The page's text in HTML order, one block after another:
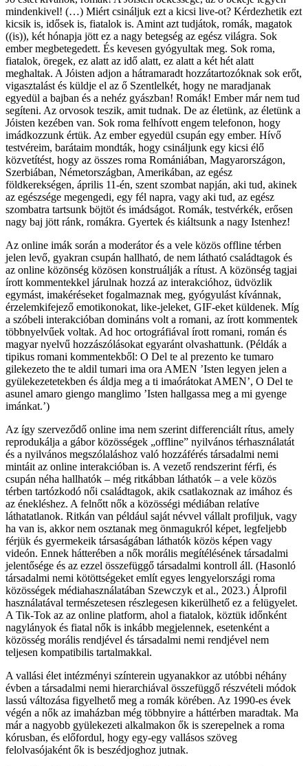
mindenkivel! (…) Miért csináljuk ezt a kicsi live-ot? Kérdezhetik ezt
kicsik is, idősek is, fiatalok is. Amint azt tudjátok, romák, magatok
((is)), két hónapja jött ez a nagy betegség az egész világra. Sok
ember megbetegedett. És kevesen gyógyultak meg. Sok roma,
fiatalok, öregek, ez alatt az idő alatt, ez alatt a két hét alatt
meghaltak. A Jóisten adjon a hátramaradt hozzátartozóknak sok erőt,
vigasztalást és küldje el az ő Szentlelkét, hogy ne maradjanak
egyedül a bajban és a nehéz gyászban! Romák! Ember már nem tud
segíteni. Az orvosok teszik, amit tudnak. De az életünk, az életünk a
Jóisten kezében van. Sok roma felhívott engem telefonon, hogy
imádkozzunk értük. Az ember egyedül csupán egy ember. Hívő
testvéreim, barátaim mondták, hogy csináljunk egy kicsi élő
közvetítést, hogy az összes roma Romániában, Magyarországon,
Szerbiában, Németországban, Amerikában, az egész
földkerekségen, április 11-én, szent szombat napján, aki tud, akinek
az egészsége megengedi, egy fél napra, vagy aki tud, az egész
szombatra tartsunk böjtöt és imádságot. Romák, testvérkék, erősen
nagy baj jött ránk, romákra. Gyertek és kiáltsunk a nagy Istenhez!
Az online imák során a moderátor és a vele közös offline térben
jelen levő, gyakran csupán hallható, de nem látható családtagok és
az online közönség közösen konstruálják a rítust. A közönség tagjai
írott kommentekkel járulnak hozzá az interakcióhoz, üdvözlik
egymást, imakéréseket fogalmaznak meg, gyógyulást kívánnak,
érzelemkifejező emotikonokat, like-jeleket, GIF-eket küldenek. Míg
a szóbeli interakcióban domináns volt a romani, az írott kommentek
többnyelvűek voltak. Ad hoc ortográfiával írott romani, román és
magyar nyelvű hozzászólásokat egyaránt olvashattunk. (Példák a
tipikus romani kommentekből: O Del te al prezento ke tumaro
gilekezeto the te aldil tumari ima ora AMEN ’Isten legyen jelen a
gyülekezetetekben és áldja meg a ti imaórátokat AMEN’, O Del te
asunel amaro giengo manglimo ’Isten hallgassa meg a mi gyenge
imánkat.’)
Az így szerveződő online ima nem szerint differenciált rítus, amely
reprodukálja a gábor közösségek „offline” nyilvános térhasználatát
és a nyilvános megszólaláshoz való hozzáférés társadalmi nemi
mintáit az online interakcióban is. A vezető rendszerint férfi, és
csupán néha hallhatók – még ritkábban láthatók – a vele közös
térben tartózkodó női családtagok, akik csatlakoznak az imához és
az énekléshez. A felnőtt nők a közösségi médiában relatíve
láthatatlanok. Ritkán van például saját névvel vállalt profiljuk, vagy
ha van is, akkor nem osztanak meg önmagukról képet, legfeljebb
férjük és gyermekeik társaságában láthatók közös képen vagy
videón. Ennek hátterében a nők morális megítélésének társadalmi
jelentősége és az ezzel összefüggő társadalmi kontroll áll. (Hasonló
társadalmi nemi kötöttségeket említ egyes lengyelországi roma
közösségek médiahasználatában Szewczyk et al., 2023.) Álprofil
használatával természetesen részlegesen kikerülhető ez a felügyelet.
A Tik-Tok az az online platform, ahol a fiatalok, köztük időnként
nagylányok és fiatal nők is inkább megjelennek, esetenként a
közösség morális rendjével és társadalmi nemi rendjével nem
teljesen kompatibilis tartalmakkal.
A vallási élet intézményi színterein ugyanakkor az utóbbi néhány
évben a társadalmi nemi hierarchiával összefüggő részvételi módok
lassú változása figyelhető meg a romák körében. Az 1990-es évek
végén a nők az imaházban még többnyire a háttérben maradtak. Ma
már a nagyobb gyülekezeti alkalmakon ők is szerepelnek a roma
kórusban, és előfordul, hogy egy-egy vallásos szöveg
felolvasójaként ők is beszédjoghoz jutnak.